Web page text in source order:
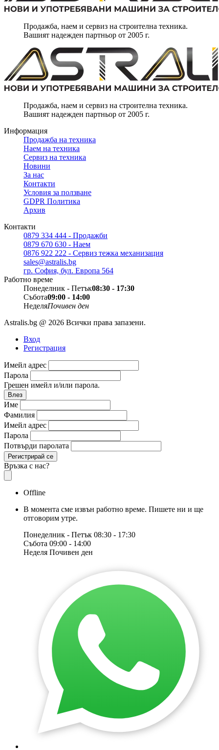
Продажба, наем и сервиз на строителна техника.
Вашият надежден партньор от 2005 г.
Продажба, наем и сервиз на строителна техника.
Вашият надежден партньор от 2005 г.
Информация
Продажба на техника
Наем на техника
Сервиз на техника
Новини
За нас
Контакти
Условия за ползване
GDPR Политика
Архив
Контакти
0879 334 444 - Продажби
0879 670 630 - Наем
0876 922 222 - Сервиз тежка механизация
sales@astralis.bg
гр. София, бул. Европа 564
Работно време
Понеделник - Петък08:30 - 17:30
Събота09:00 - 14:00
НеделяПочивен ден
Astralis.bg @ 2026 Всички права запазени.
Вход
Регистрация
Имейл адрес
Парола
Грешен имейл и/или парола.
Влез
Име
Фамилия
Имейл адрес
Парола
Потвърди паролата
Регистрирай се
Връзка с нас?
Offline
В момента сме извън работно време. Пишете ни и ще
отговорим утре.
Понеделник - Петък 08:30 - 17:30
Събота 09:00 - 14:00
Неделя Почивен ден